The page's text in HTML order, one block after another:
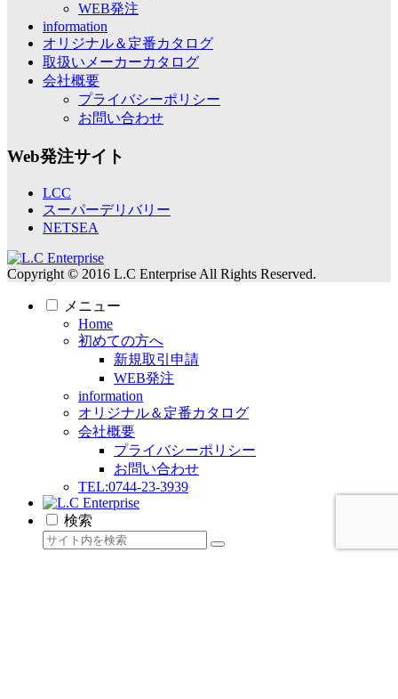
WEB発注
information
オリジナル＆定番カタログ
取扱いメーカーカタログ
会社概要
プライバシーポリシー
お問い合わせ
Web発注サイト
LCC
スーパーデリバリー
NETSEA
Copyright © 2016 L.C Enterprise All Rights Reserved.
メニュー
Home
初めての方へ
新規取引申請
WEB発注
information
オリジナル＆定番カタログ
会社概要
プライバシーポリシー
お問い合わせ
TEL:0744-23-3939
検索